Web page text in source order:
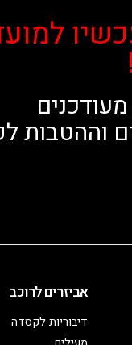
וההטבות
אביזרים לרוכב
דיבוריות לקסדה